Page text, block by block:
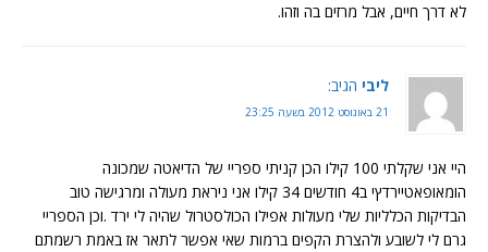
לא דרך חיים, אבל מרזים בה וזהו.
ליבי הגיב:
21 באוגוסט 2012 בשעה 23:25
היי אני שקלתי 100 קילו הכן קניתי ספריי של הדיאטה שמכונה
הומאופאטיירדץי ב4 חודשים 34 קילו אני ניראת מעולה ומרגישה טוב
הבדיקות הכלליות שלי מעולות אפילו הכולסטרול שהיה לי ירד .וכן הספריי
גרם לי לשובע ולהצרת הקפים ברמות שאי אפשר לתאר אז באמת רשמתם